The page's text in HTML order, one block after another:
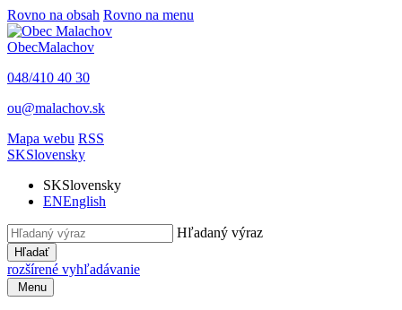
Rovno na obsah Rovno na menu
ObecMalachov
048/410 40 30
ou@malachov.sk
Mapa webu RSS
SKSlovensky
SKSlovensky
ENEnglish
Hľadaný výraz
Hľadať
rozšírené vyhľadávanie
Menu